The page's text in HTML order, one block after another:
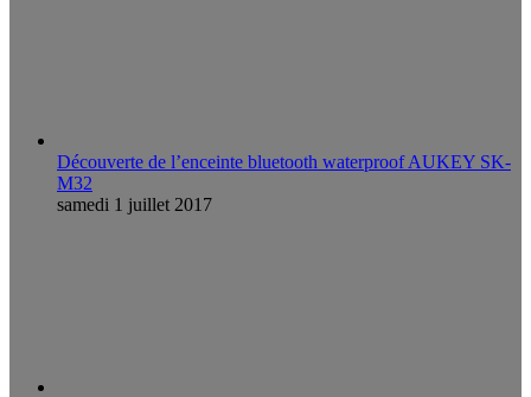
Découverte de l’enceinte bluetooth waterproof AUKEY SK-
M32
samedi 1 juillet 2017